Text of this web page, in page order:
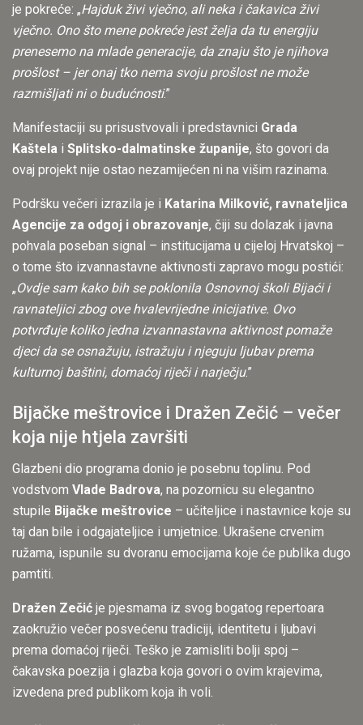
je pokreće: „Hajduk živi vječno, ali neka i čakavica živi
vječno. Ono što mene pokreće jest želja da tu energiju
prenesemo na mlade generacije, da znaju što je njihova
prošlost – jer onaj tko nema svoju prošlost ne može
razmišljati ni o budućnosti.”
Manifestaciji su prisustvovali i predstavnici Grada
Kaštela i Splitsko-dalmatinske županije, što govori da
ovaj projekt nije ostao nezamijećen ni na višim razinama.
Podršku večeri izrazila je i Katarina Milković, ravnateljica
Agencije za odgoj i obrazovanje, čiji su dolazak i javna
pohvala poseban signal – institucijama u cijeloj Hrvatskoj –
o tome što izvannastavne aktivnosti zapravo mogu postići:
„Ovdje sam kako bih se poklonila Osnovnoj školi Bijaći i
ravnateljici zbog ove hvalevrijedne inicijative. Ovo
potvrđuje koliko jedna izvannastavna aktivnost pomaže
djeci da se osnažuju, istražuju i njeguju ljubav prema
kulturnoj baštini, domaćoj riječi i narječju.”
Bijačke meštrovice i Dražen Zečić – večer
koja nije htjela završiti
Glazbeni dio programa donio je posebnu toplinu. Pod
vodstvom Vlade Badrova, na pozornicu su elegantno
stupile Bijačke meštrovice – učiteljice i nastavnice koje su
taj dan bile i odgajateljice i umjetnice. Ukrašene crvenim
ružama, ispunile su dvoranu emocijama koje će publika dugo
pamtiti.
Dražen Zečić je pjesmama iz svog bogatog repertoara
zaokružio večer posvećenu tradiciji, identitetu i ljubavi
prema domaćoj riječi. Teško je zamisliti bolji spoj –
čakavska poezija i glazba koja govori o ovim krajevima,
izvedena pred publikom koja ih voli.